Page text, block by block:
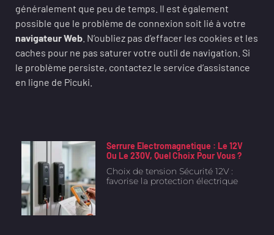
généralement que peu de temps. Il est également
possible que le problème de connexion soit lié à votre
navigateur Web . N’oubliez pas d’effacer les cookies et les
caches pour ne pas saturer votre outil de navigation. Si
le problème persiste, contactez le service d’assistance
en ligne de Picuki.
Serrure Electromagnetique : Le 12V
Ou Le 230V, Quel Choix Pour Vous ?
Choix de tension Sécurité 12V :
favorise la protection électrique